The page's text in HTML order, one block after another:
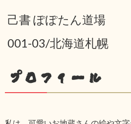
己書 ぽぽたん道場
001-03/北海道札幌
プロフィール